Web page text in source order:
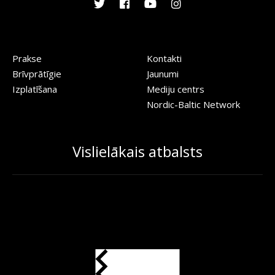
Prakse
Brīvprātīgie
Izplatīšana
Kontakti
Jaunumi
Mediju centrs
Nordic-Baltic Network
Vislielākais atbalsts